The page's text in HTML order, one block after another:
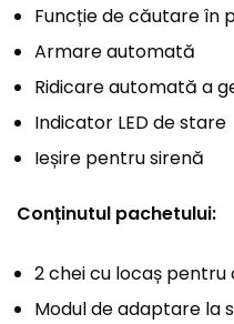
Funcție de căutare în
Armare automată
Ridicare automată a
Indicator LED de stare
Ieșire pentru sirenă
Conținutul pachetului:
2 chei cu locaș
Modul de adaptare la